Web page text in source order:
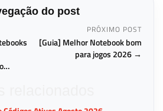
do post
PRÓXIMO POST
[Guia] Melhor Notebook bom
para jogos 2026 →